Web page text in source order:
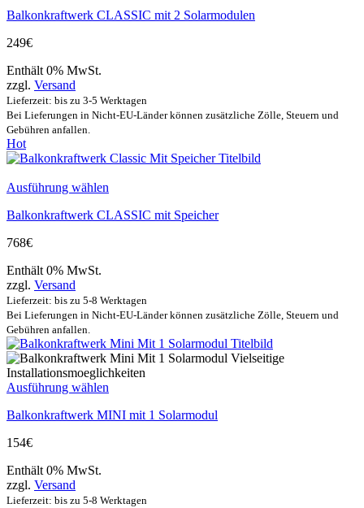
Balkonkraftwerk CLASSIC mit 2 Solarmodulen
249€
Enthält 0% MwSt.
zzgl. Versand
Lieferzeit: bis zu 3-5 Werktagen
Bei Lieferungen in Nicht-EU-Länder können zusätzliche Zölle, Steuern und
Gebühren anfallen.
Hot
Ausführung wählen
Balkonkraftwerk CLASSIC mit Speicher
768€
Enthält 0% MwSt.
zzgl. Versand
Lieferzeit: bis zu 5-8 Werktagen
Bei Lieferungen in Nicht-EU-Länder können zusätzliche Zölle, Steuern und
Gebühren anfallen.
Ausführung wählen
Balkonkraftwerk MINI mit 1 Solarmodul
154€
Enthält 0% MwSt.
zzgl. Versand
Lieferzeit: bis zu 5-8 Werktagen